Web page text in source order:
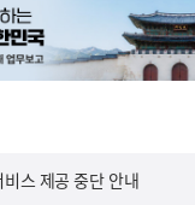
스 제공 중단 안내